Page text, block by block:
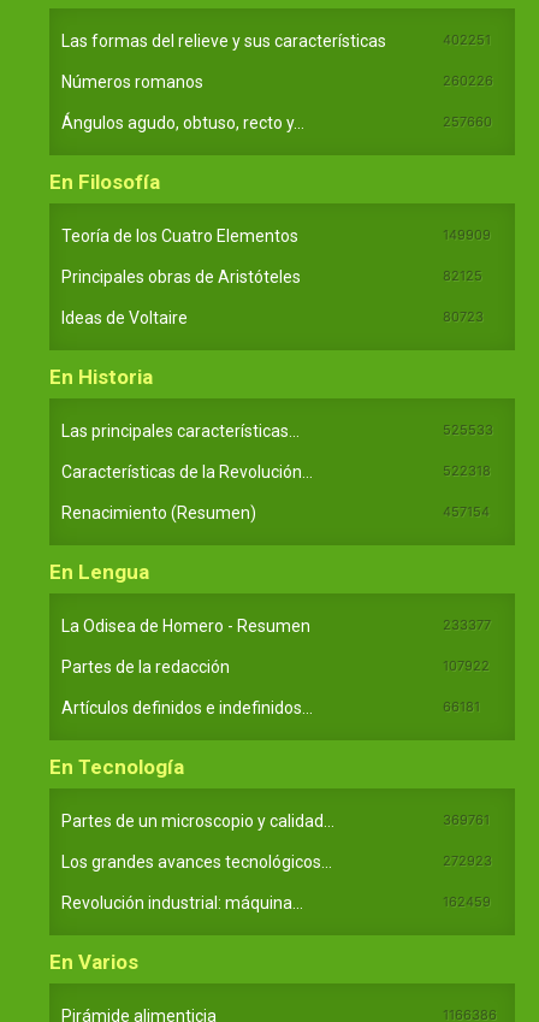
Las formas del relieve y sus características 402251
Números romanos 260226
Ángulos agudo, obtuso, recto y... 257660
En Filosofía
Teoría de los Cuatro Elementos 149909
Principales obras de Aristóteles 82125
Ideas de Voltaire 80723
En Historia
Las principales características... 525533
Características de la Revolución... 522318
Renacimiento (Resumen) 457154
En Lengua
La Odisea de Homero - Resumen 233377
Partes de la redacción 107922
Artículos definidos e indefinidos... 66181
En Tecnología
Partes de un microscopio y calidad... 369761
Los grandes avances tecnológicos... 272923
Revolución industrial: máquina... 162459
En Varios
Pirámide alimenticia 1166386